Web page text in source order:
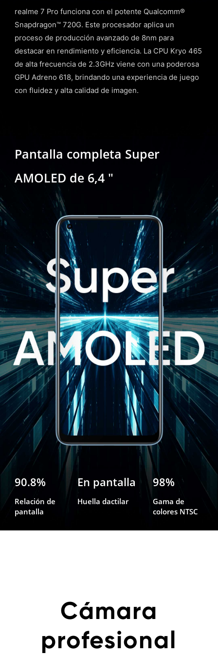
realme 7 Pro funciona con el potente Qualcomm®
Snapdragon™ 720G. Este procesador aplica un
proceso de producción avanzado de 8nm para
destacar en rendimiento y eficiencia. La CPU Kryo 465
de alta frecuencia de 2.3GHz viene con una poderosa
GPU Adreno 618, brindando una experiencia de juego
con fluidez y alta calidad de imagen.
Pantalla completa Super
AMOLED de 6,4 "
90.8%
Relación de
pantalla
En pantalla
Huella dactilar
98%
Gama de
colores NTSC
Cámara
profesional